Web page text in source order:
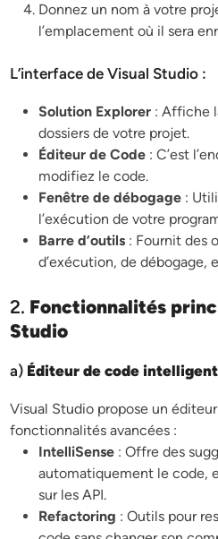
Donnez un nom à votre
l’emplacement où il sera
L’interface de Visual Studio :
Solution Explorer : Affiche
dossiers de votre projet.
Éditeur de Code : C’est
modifiez le code.
Fenêtre de débogage :
l’exécution de votre
Barre d’outils : Fournit des
d’exécution, de débogage,
2. Fonctionnalités
Studio
a) Éditeur de code intelligent
Visual Studio propose un
fonctionnalités avancées :
IntelliSense : Offre des
automatiquement le code,
sur les API.
Refactoring : Outils pour